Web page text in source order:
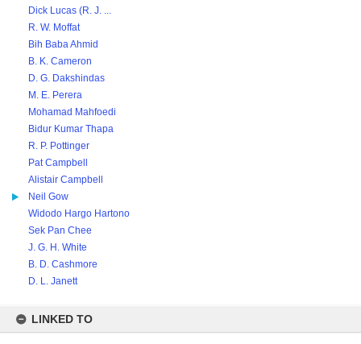
Dick Lucas (R. J. ...
R. W. Moffat
Bih Baba Ahmid
B. K. Cameron
D. G. Dakshindas
M. E. Perera
Mohamad Mahfoedi
Bidur Kumar Thapa
R. P. Pottinger
Pat Campbell
Alistair Campbell
Neil Gow
Widodo Hargo Hartono
Sek Pan Chee
J. G. H. White
B. D. Cashmore
D. L. Janett
LINKED TO